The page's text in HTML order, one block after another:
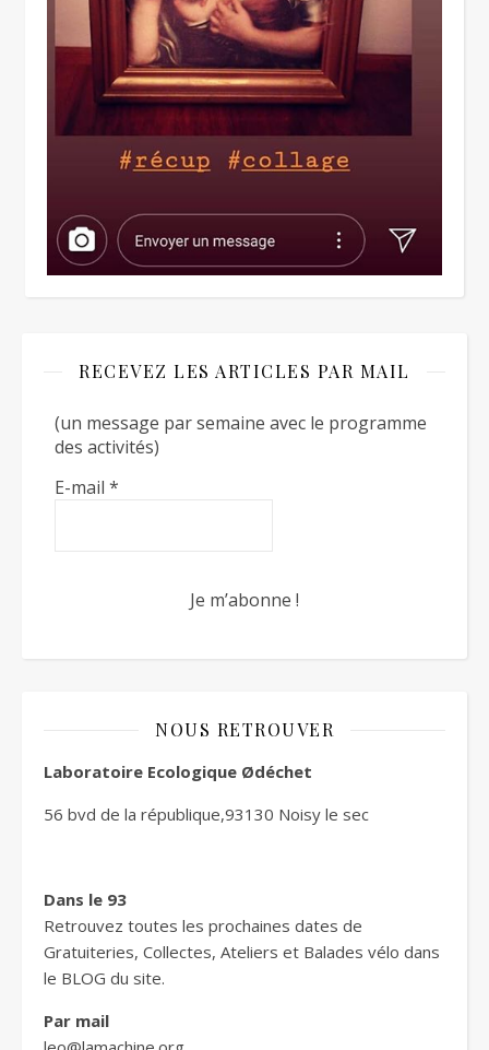
RECEVEZ LES ARTICLES PAR MAIL
(un message par semaine avec le programme
des activités)
E-mail *
NOUS RETROUVER
Laboratoire Ecologique Ødéchet
56 bvd de la république,93130 Noisy le sec
Dans le 93
Retrouvez toutes les prochaines dates de
Gratuiteries, Collectes, Ateliers et Balades vélo dans
le BLOG du site.
Par mail